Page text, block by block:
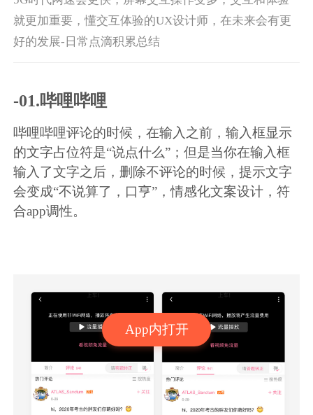
App内打开
就更加重要，懂交互体验的UX设计师，在未来会有更
好的发展-日常点滴积累总结
-01.哔哩哔哩
哔哩哔哩评论的时候，在输入之前，输入框显示
的文字占位符是“说点什么”；但是当你在输入框
输入了文字之后，删除不评论的时候，提示文字
会变成“不说算了，口亨”，情感化文案设计，符
合app调性。